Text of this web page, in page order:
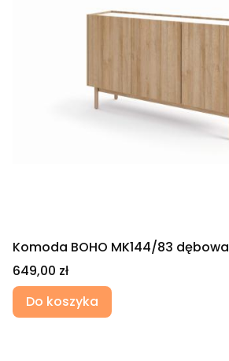
Komoda BOHO MK144/83 dębowa
Cena
649,00 zł
Do koszyka